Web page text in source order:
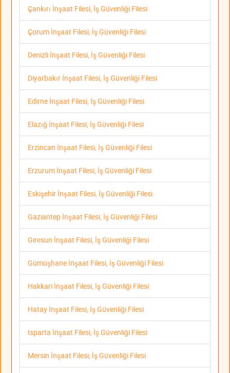
Çankırı İnşaat Filesi, İş Güvenliği Filesi
Çorum İnşaat Filesi, İş Güvenliği Filesi
Denizli İnşaat Filesi, İş Güvenliği Filesi
Diyarbakır İnşaat Filesi, İş Güvenliği Filesi
Edirne İnşaat Filesi, İş Güvenliği Filesi
Elazığ İnşaat Filesi, İş Güvenliği Filesi
Erzincan İnşaat Filesi, İş Güvenliği Filesi
Erzurum İnşaat Filesi, İş Güvenliği Filesi
Eskişehir İnşaat Filesi, İş Güvenliği Filesi
Gaziantep İnşaat Filesi, İş Güvenliği Filesi
Giresun İnşaat Filesi, İş Güvenliği Filesi
Gümüşhane İnşaat Filesi, İş Güvenliği Filesi
Hakkari İnşaat Filesi, İş Güvenliği Filesi
Hatay İnşaat Filesi, İş Güvenliği Filesi
Isparta İnşaat Filesi, İş Güvenliği Filesi
Mersin İnşaat Filesi, İş Güvenliği Filesi